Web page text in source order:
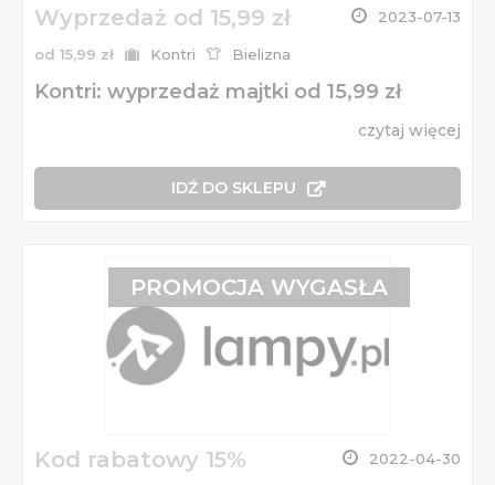
Wyprzedaż od 15,99 zł 2023-07-13
od 15,99 zł Kontri Bielizna
Kontri: wyprzedaż majtki od 15,99 zł
czytaj więcej
IDŹ DO SKLEPU
Kod rabatowy 15% 2022-04-30
PROMOCJA WYGASŁA